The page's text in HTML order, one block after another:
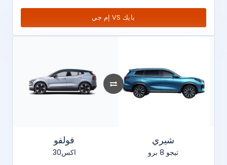
إم جي VS بايك
فولفو
اكس30
شيري
تيجو 8 برو